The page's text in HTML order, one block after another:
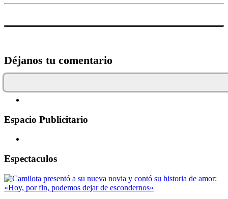
Déjanos tu comentario
Espacio Publicitario
Espectaculos